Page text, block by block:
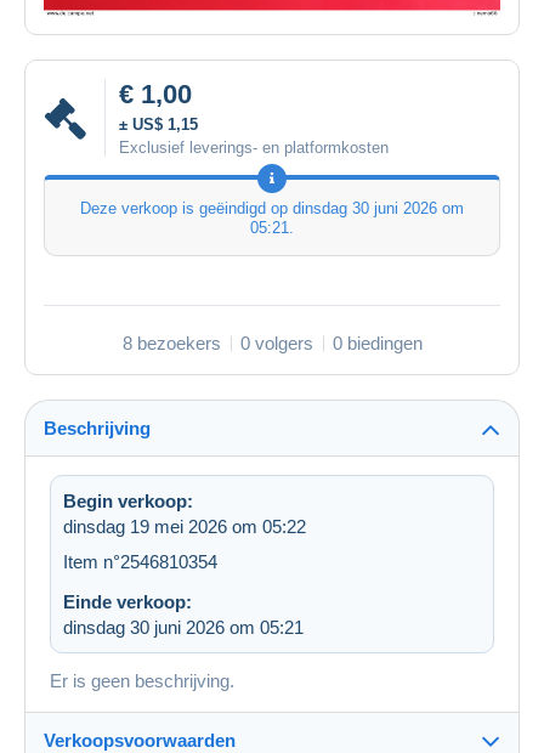
€ 1,00
± US$ 1,15
Exclusief leverings- en platformkosten
Deze verkoop is geëindigd op dinsdag 30 juni 2026 om
05:21.
8 bezoekers 0 volgers 0 biedingen
Beschrijving
Begin verkoop:
dinsdag 19 mei 2026 om 05:22
Item n°2546810354
Einde verkoop:
dinsdag 30 juni 2026 om 05:21
Er is geen beschrijving.
Verkoopsvoorwaarden